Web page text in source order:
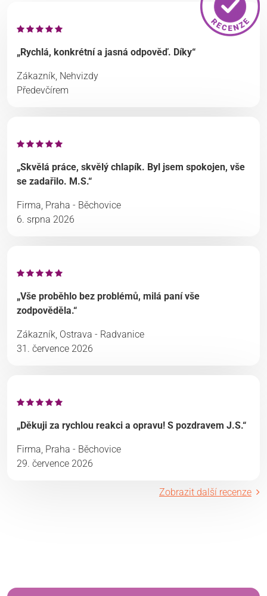
„Rychlá, konkrétní a jasná odpověď. Díky“
Zákazník, Nehvizdy
Předevčírem
„Skvělá práce, skvělý chlapík. Byl jsem spokojen, vše
se zadařilo. M.S.“
Firma, Praha - Běchovice
6. srpna 2026
„Vše proběhlo bez problémů, milá paní vše
zodpověděla.“
Zákazník, Ostrava - Radvanice
31. července 2026
„Děkuji za rychlou reakci a opravu! S pozdravem J.S.“
Firma, Praha - Běchovice
29. července 2026
Zobrazit další recenze